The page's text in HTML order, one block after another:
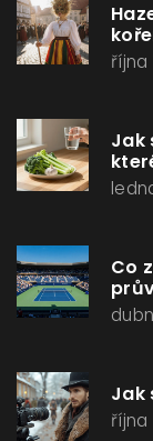
října
Jak
Co
Jak
října